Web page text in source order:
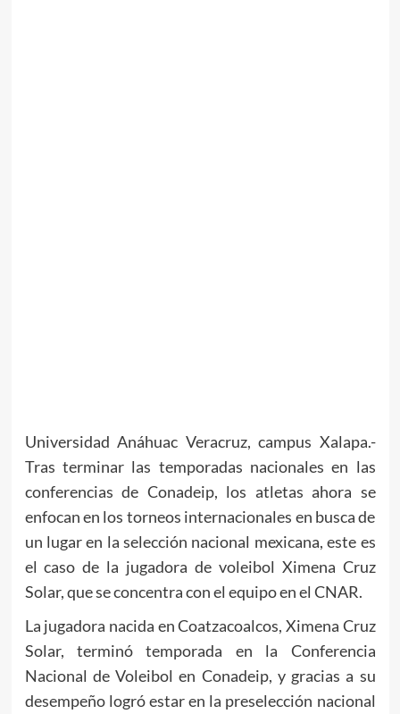
Universidad Anáhuac Veracruz, campus Xalapa.-
Tras terminar las temporadas nacionales en las
conferencias de Conadeip, los atletas ahora se
enfocan en los torneos internacionales en busca de
un lugar en la selección nacional mexicana, este es
el caso de la jugadora de voleibol Ximena Cruz
Solar, que se concentra con el equipo en el CNAR.
La jugadora nacida en Coatzacoalcos, Ximena Cruz
Solar, terminó temporada en la Conferencia
Nacional de Voleibol en Conadeip, y gracias a su
desempeño logró estar en la preselección nacional